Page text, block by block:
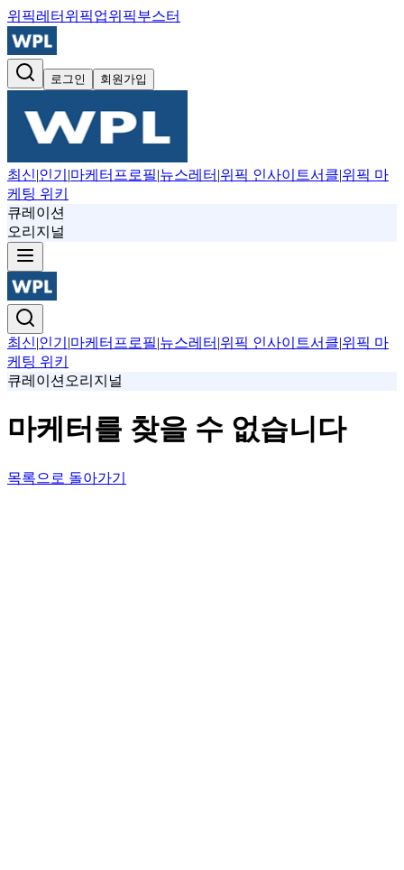
위픽레터 위픽업위픽부스터
로그인 회원가입
최신|인기 |마케터프로필|뉴스레터 |위픽 인사이트서클|위픽 마
케팅 위키
큐레이션
오리지널
최신|인기 |마케터프로필|뉴스레터 |위픽 인사이트서클|위픽 마
케팅 위키
큐레이션 오리지널
마케터를 찾을 수 없습니다
목록으로 돌아가기